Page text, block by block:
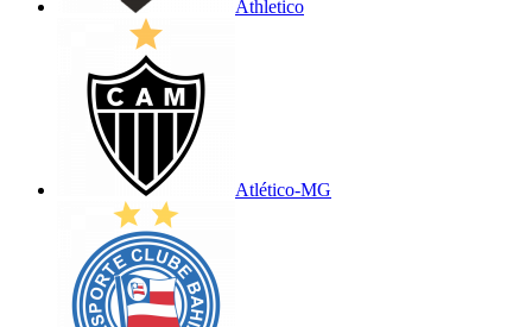
Athletico
Atlético-MG